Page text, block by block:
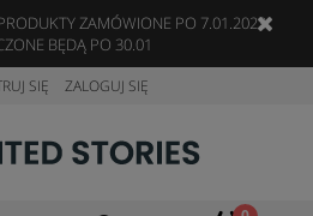
ZAMÓWIONE PO 7.01.2023
BĘDĄ PO 30.01
SIĘ ZALOGUJ SIĘ